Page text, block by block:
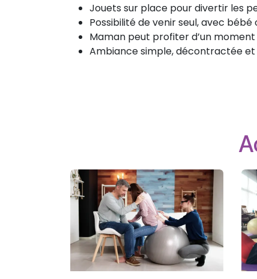
Jouets sur place pour divertir les
Possibilité de venir seul, avec
Maman peut profiter d’un
Ambiance simple, décontractée